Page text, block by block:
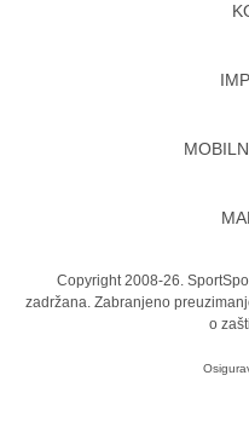
Copyright 2008-26.
zadržana. Zabranjeno
o